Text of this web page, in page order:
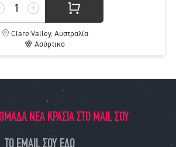
Clare Valley, Αυστραλία
Ασύρτικο
ΝΕΑ ΚΡΑΣΙΑ ΣΤΟ MAIL ΣΟΥ